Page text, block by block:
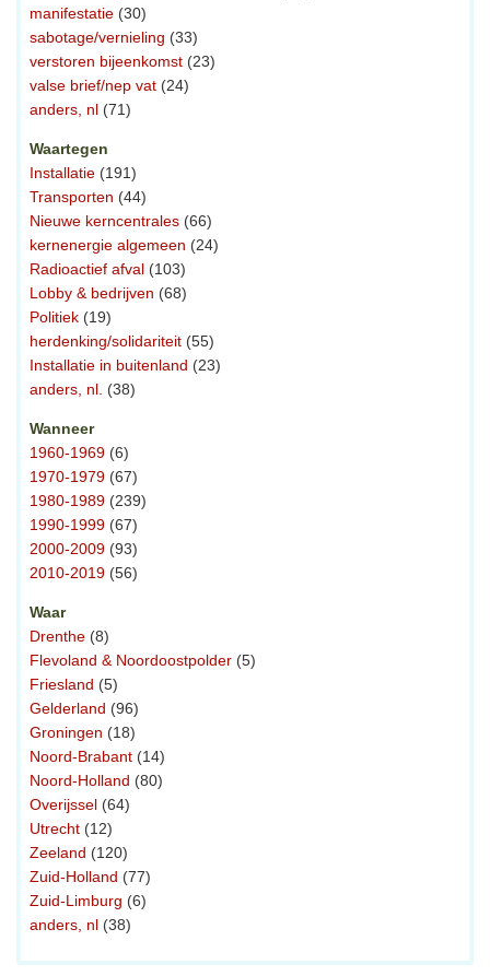
manifestatie (30)
sabotage/vernieling (33)
verstoren bijeenkomst (23)
valse brief/nep vat (24)
anders, nl (71)
Waartegen
Installatie (191)
Transporten (44)
Nieuwe kerncentrales (66)
kernenergie algemeen (24)
Radioactief afval (103)
Lobby & bedrijven (68)
Politiek (19)
herdenking/solidariteit (55)
Installatie in buitenland (23)
anders, nl. (38)
Wanneer
1960-1969 (6)
1970-1979 (67)
1980-1989 (239)
1990-1999 (67)
2000-2009 (93)
2010-2019 (56)
Waar
Drenthe (8)
Flevoland & Noordoostpolder (5)
Friesland (5)
Gelderland (96)
Groningen (18)
Noord-Brabant (14)
Noord-Holland (80)
Overijssel (64)
Utrecht (12)
Zeeland (120)
Zuid-Holland (77)
Zuid-Limburg (6)
anders, nl (38)